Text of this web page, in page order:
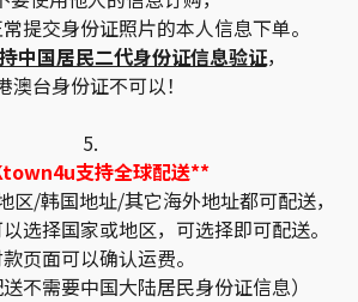
提交身份证照片的本人信息下单。
中国居民二代身份证信息验证，
澳台身份证不可以！
5.
支持全球配送**
区/韩国地址/其它海外地址都可配送，
选择国家或地区，可选择即可配送。
页面可以确认运费。
不需要中国大陆居民身份证信息）